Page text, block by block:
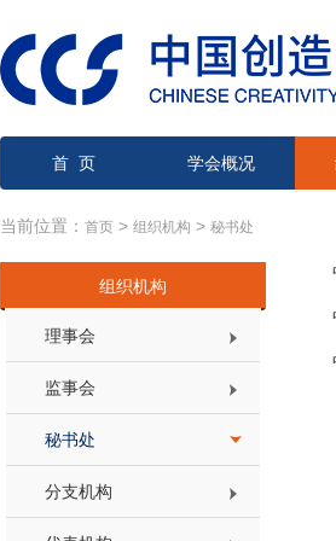
首 页 学会概况
当前位置： 首页 > 组织机构 > 秘书处
组织机构
理事会
监事会
秘书处
分支机构